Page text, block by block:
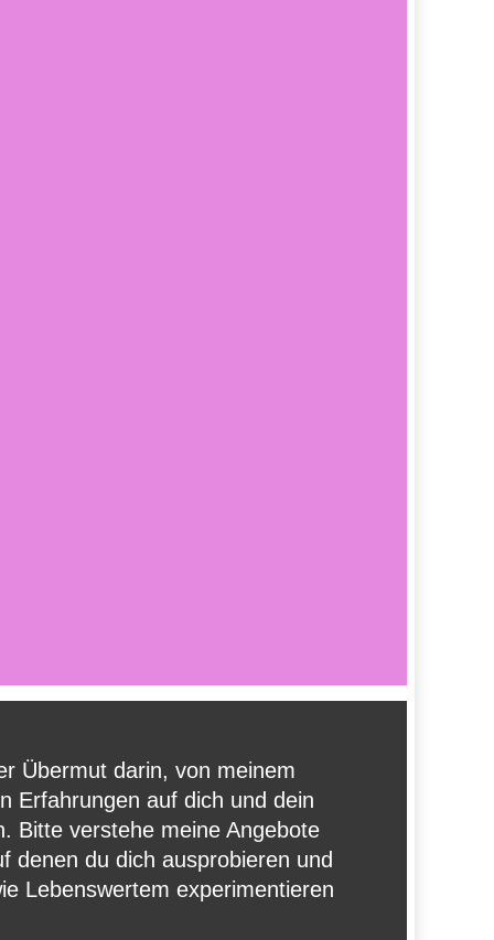
Übermut darin, von meinem
Erfahrungen auf dich und dein
Bitte verstehe meine Angebote
denen du dich ausprobieren und
Lebenswertem experimentieren